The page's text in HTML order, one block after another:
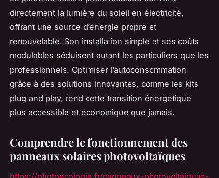
directement la lumière du soleil en électricité,
offrant une source d’énergie propre et
renouvelable. Son installation simple et ses coûts
modulables séduisent autant les particuliers que les
professionnels. Optimiser l’autoconsommation
grâce à des solutions innovantes, comme les kits
plug and play, rend cette transition énergétique
plus accessible et économique que jamais.
Comprendre le fonctionnement des
panneaux solaires photovoltaïques
https://photoecologie.fr/panneaux-photovoltaiques-